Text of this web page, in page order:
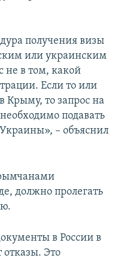
получения визы
или украинским
не в том, какой
Если то или
Крыму, то запрос на
подавать
– объяснил
должно пролегать
в России в
отказы. Это